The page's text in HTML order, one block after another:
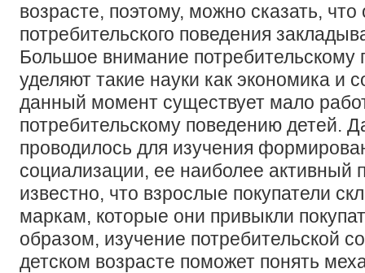
возрасте, поэтому, можно сказать,
потребительского поведения
Большое внимание потребительскому
уделяют такие науки как экономика и
данный момент существует мало
потребительскому поведению детей.
проводилось для изучения
социализации, ее наиболее активный
известно, что взрослые покупатели
маркам, которые они привыкли
образом, изучение потребительской
детском возрасте поможет понять